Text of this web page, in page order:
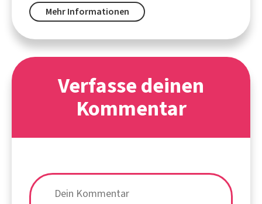
Mehr Informationen
Verfasse deinen
Kommentar